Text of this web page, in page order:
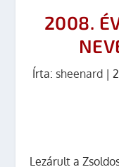
2008.
Írta: sheenard |
Lezárult a